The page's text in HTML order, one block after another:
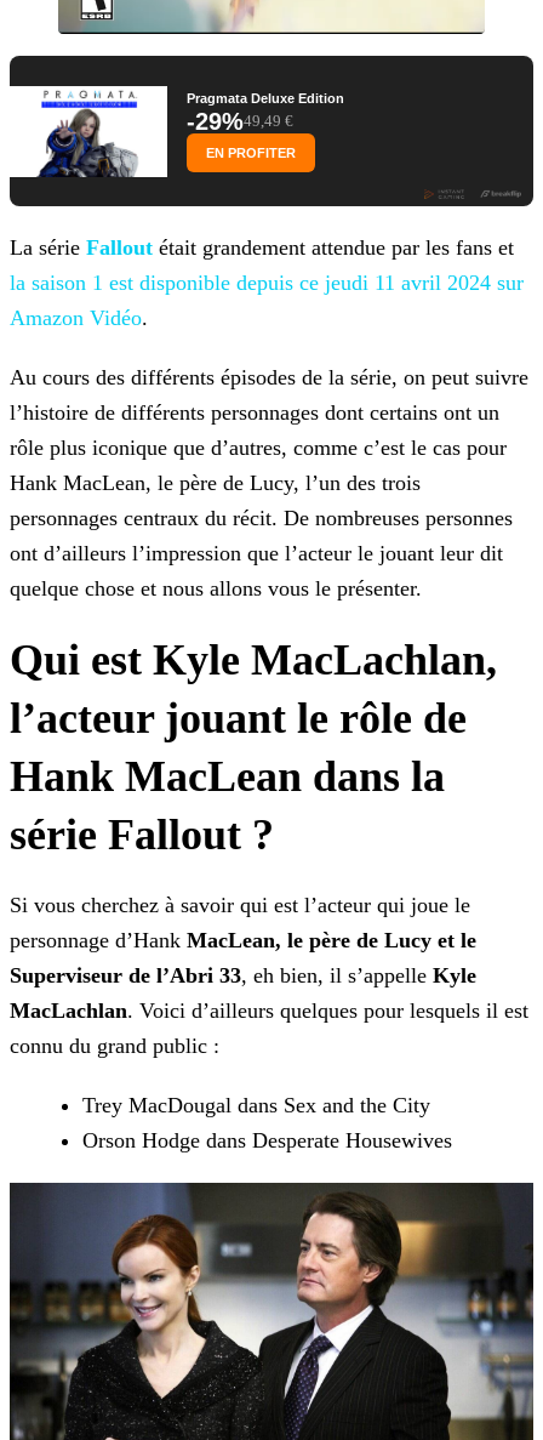
Pragmata Deluxe Edition
-29%49,49 €
EN PROFITER
La série Fallout était grandement attendue par les fans et
la saison 1 est disponible depuis ce jeudi 11 avril 2024 sur
Amazon Vidéo.
Au cours des différents épisodes de la série, on peut suivre
l’histoire de différents personnages dont certains ont un
rôle plus iconique que d’autres, comme c’est le cas pour
Hank MacLean, le père de Lucy, l’un des trois
personnages centraux du récit. De nombreuses personnes
ont d’ailleurs l’impression que l’acteur le jouant leur dit
quelque chose et nous allons vous le présenter.
Qui est Kyle MacLachlan,
l’acteur jouant le rôle de
Hank MacLean dans la
série Fallout ?
Si vous cherchez à savoir qui est l’acteur qui joue le
personnage d’Hank MacLean, le père de Lucy et le
Superviseur de l’Abri 33, eh bien, il s’appelle Kyle
MacLachlan. Voici d’ailleurs quelques pour lesquels il est
connu du grand public :
Trey MacDougal dans Sex and the City
Orson Hodge dans Desperate Housewives